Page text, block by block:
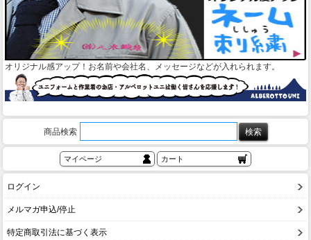
オリジナル感アップ！お名前や会社名、メッセージなどが入れられます。
商品検索
マイページ カート
ログイン
メルマガ申込/停止
特定商取引法に基づく表示